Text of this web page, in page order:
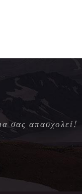
σας απασχολεί!